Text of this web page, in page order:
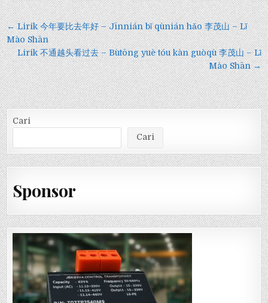
Navigasi
pos
← Lirik 今年要比去年好 – Jīnnián bǐ qùnián hǎo 李茂山 – Lǐ
Mào Shān
Lirik 不通越头看过去 – Bùtōng yuè tóu kàn guòqù 李茂山 – Lǐ
Mào Shān →
Cari
Cari
Sponsor